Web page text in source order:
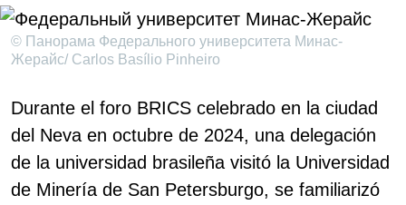
© Панорама Федерального университета Минас-
Жерайс/ Carlos Basílio Pinheiro
Durante el foro BRICS celebrado en la ciudad
del Neva en octubre de 2024, una delegación
de la universidad brasileña visitó la Universidad
de Minería de San Petersburgo, se familiarizó